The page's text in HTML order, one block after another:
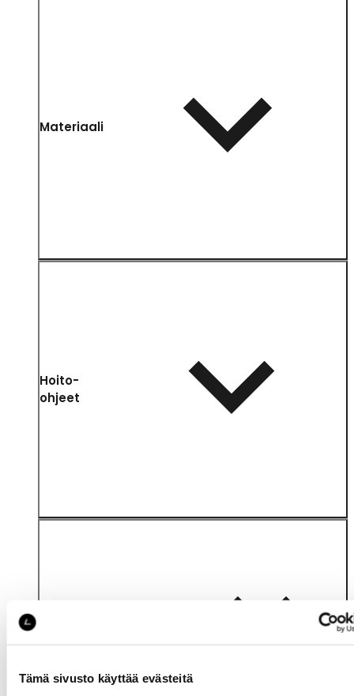
Tämä sivusto käyttää evästeitä
Materiaali
Hoito-
ohjeet